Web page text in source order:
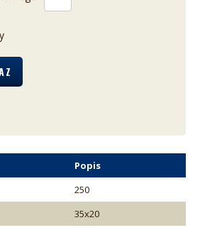
Popis
250
35x20